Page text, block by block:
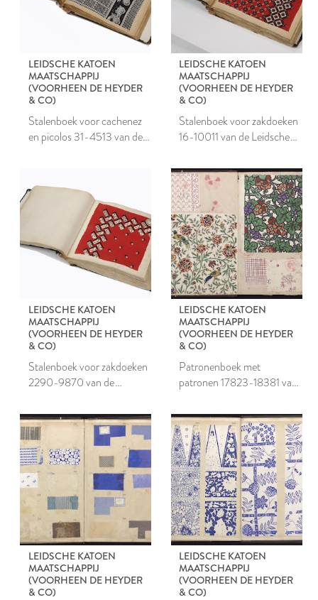
LEIDSCHE KATOEN
MAATSCHAPPIJ
(VOORHEEN DE HEYDER
& CO)
Stalenboek voor cachenez
en picolos 31-4513 van de
LEIDSCHE KATOEN
MAATSCHAPPIJ
(VOORHEEN DE HEYDER
& CO)
Stalenboek voor zakdoeken
16-10011 van de Leidsche
LEIDSCHE KATOEN
MAATSCHAPPIJ
(VOORHEEN DE HEYDER
& CO)
Stalenboek voor zakdoeken
2290-9870 van de
Maatschappij
LEIDSCHE KATOEN
MAATSCHAPPIJ
(VOORHEEN DE HEYDER
& CO)
Patronenboek met
patronen 17823-18381 van
Maatschappij
LEIDSCHE KATOEN
MAATSCHAPPIJ
(VOORHEEN DE HEYDER
& CO)
LEIDSCHE KATOEN
MAATSCHAPPIJ
(VOORHEEN DE HEYDER
& CO)